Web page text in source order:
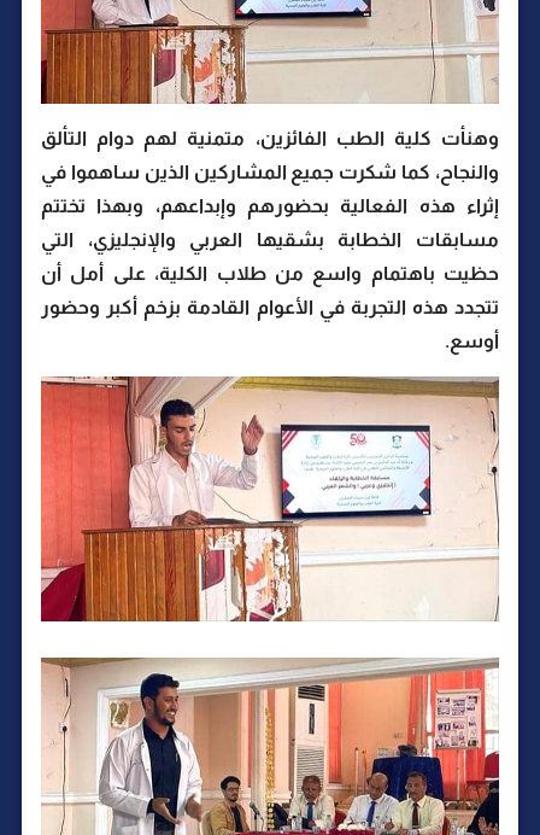
وهنأت كلية الطب الفائزين، متمنية لهم دوام التألق
والنجاح، كما شكرت جميع المشاركين الذين ساهموا في
إثراء هذه الفعالية بحضورهم وإبداعهم، وبهذا تختتم
مسابقات الخطابة بشقيها العربي والإنجليزي، التي
حظيت باهتمام واسع من طلاب الكلية، على أمل أن
تتجدد هذه التجربة في الأعوام القادمة بزخم أكبر وحضور
أوسع.